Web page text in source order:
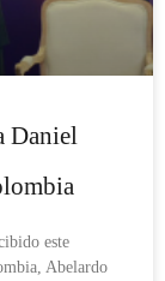
Daniel
este
Abelardo